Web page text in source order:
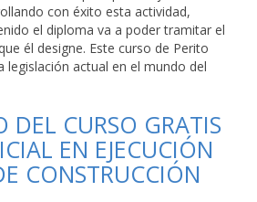
con éxito esta actividad,
el diploma va a poder tramitar el
él designe. Este curso de Perito
legislación actual en el mundo del
DEL CURSO GRATIS
EN EJECUCIÓN
CONSTRUCCIÓN